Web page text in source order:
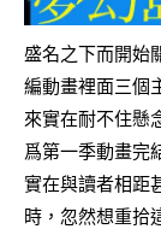
盛名之下而開始
編動畫裡面三個
來實在耐不住懸
爲第一季動畫完
實在與讀者相距
時，忽然想重拾